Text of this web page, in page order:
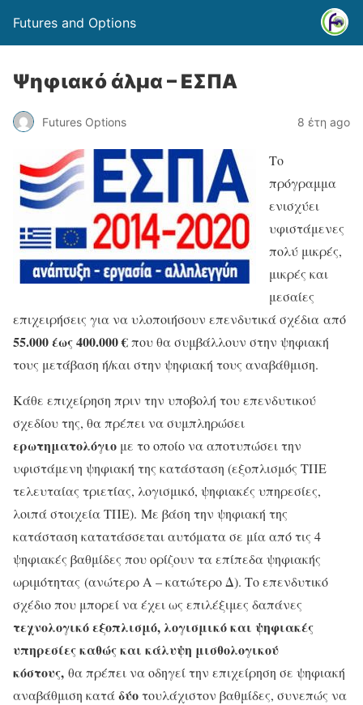
Futures and Options
Ψηφιακό άλμα – ΕΣΠΑ
Futures Options 8 έτη ago
Το
πρόγραμμα
ενισχύει
υφιστάμενες
πολύ μικρές,
μικρές και
μεσαίες
επιχειρήσεις για να υλοποιήσουν επενδυτικά σχέδια από
55.000 έως 400.000 €που θα συμβάλλουν στην ψηφιακή
τους μετάβαση ή/και στην ψηφιακή τους αναβάθμιση.
Κάθε επιχείρηση πριν την υποβολή του επενδυτικού
σχεδίου της, θα πρέπει να συμπληρώσει
ερωτηματολόγιο με το οποίο να αποτυπώσει την
υφιστάμενη ψηφιακή της κατάσταση (εξοπλισμός ΤΠΕ
τελευταίας τριετίας, λογισμικό, ψηφιακές υπηρεσίες,
λοιπά στοιχεία ΤΠΕ). Με βάση την ψηφιακή της
κατάσταση κατατάσσεται αυτόματα σε μία από τις 4
ψηφιακές βαθμίδες που ορίζουν τα επίπεδα ψηφιακής
ωριμότητας (ανώτερο Α – κατώτερο Δ). Το επενδυτικό
σχέδιο που μπορεί να έχει ως επιλέξιμες δαπάνες
τεχνολογικό εξοπλισμό, λογισμικό και ψηφιακές
υπηρεσίες καθώς και κάλυψη μισθολογικού
κόστους, θα πρέπει να οδηγεί την επιχείρηση σε ψηφιακή
αναβάθμιση κατάδύοτουλάχιστον βαθμίδες, συνεπώς να